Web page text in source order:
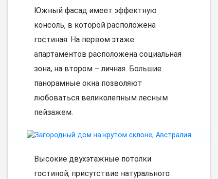
Южный фасад имеет эффектную
консоль, в которой расположена
гостиная. На первом этаже
апартаментов расположена социальная
зона, на втором – личная. Большие
панорамные окна позволяют
любоваться великолепным лесным
пейзажем.
Высокие двухэтажные потолки
гостиной, присутствие натурального